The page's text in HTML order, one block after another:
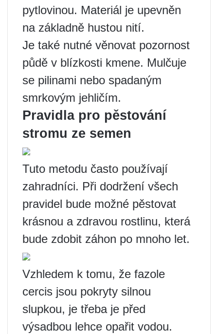
pytlovinou. Materiál je upevněn
na základně hustou nití.
Je také nutné věnovat pozornost
půdě v blízkosti kmene. Mulčuje
se pilinami nebo spadaným
smrkovým jehličím.
Pravidla pro pěstování
stromu ze semen
Tuto metodu často používají
zahradníci. Při dodržení všech
pravidel bude možné pěstovat
krásnou a zdravou rostlinu, která
bude zdobit záhon po mnoho let.
Vzhledem k tomu, že fazole
cercis jsou pokryty silnou
slupkou, je třeba je před
výsadbou lehce opařit vodou.